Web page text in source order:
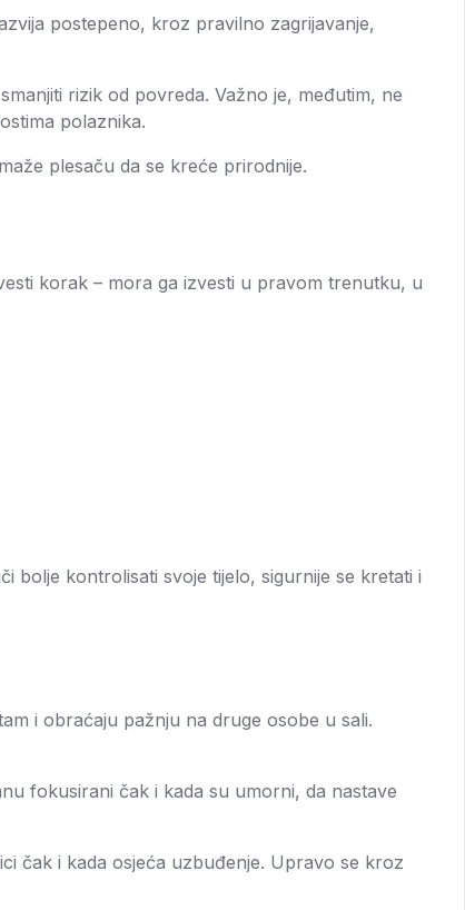
postepeno, kroz pravilno zagrijavanje,
rizik od povreda. Važno je, međutim, ne
polaznika.
plesaču da se kreće prirodnije.
korak – mora ga izvesti u pravom trenutku, u
bolje kontrolisati svoje tijelo, sigurnije se kretati i
i obraćaju pažnju na druge osobe u sali.
fokusirani čak i kada su umorni, da nastave
čak i kada osjeća uzbuđenje. Upravo se kroz